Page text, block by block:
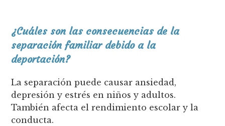
¿Cuáles son las consecuencias de la
separación familiar debido a la
deportación?
La separación puede causar ansiedad,
depresión y estrés en niños y adultos.
También afecta el rendimiento escolar y la
conducta.